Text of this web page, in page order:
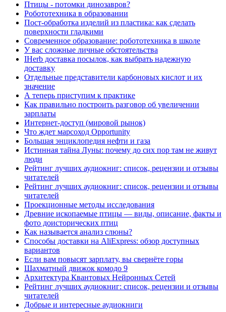
Птицы - потомки динозавров?
Робототехника в образовании
Пост-обработка изделий из пластика: как сделать
поверхности гладкими
Современное образование: робототехника в школе
У вас сложные личные обстоятельства
IHerb доставка посылок, как выбрать надежную
доставку
Отдельные представители карбоновых кислот и их
значение
А теперь приступим к практике
Как правильно построить разговор об увеличении
зарплаты
Интернет-доступ (мировой рынок)
Что ждет марсоход Opportunity
Большая энциклопедия нефти и газа
Истинная тайна Луны: почему до сих пор там не живут
люди
Рейтинг лучших аудиокниг: список, рецензии и отзывы
читателей
Рейтинг лучших аудиокниг: список, рецензии и отзывы
читателей
Проекционные методы исследования
Древние ископаемые птицы — виды, описание, факты и
фото доисторических птиц
Как называется анализ слюны?
Способы доставки на AliExpress: обзор доступных
вариантов
Если вам повысят зарплату, вы свернёте горы
Шахматный движок комодо 9
Архитектура Квантовых Нейронных Сетей
Рейтинг лучших аудиокниг: список, рецензии и отзывы
читателей
Добрые и интересные аудиокниги